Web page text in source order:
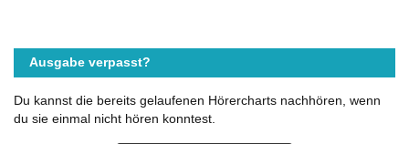
Ausgabe verpasst?
Du kannst die bereits gelaufenen Hörercharts nachhören, wenn
du sie einmal nicht hören konntest.